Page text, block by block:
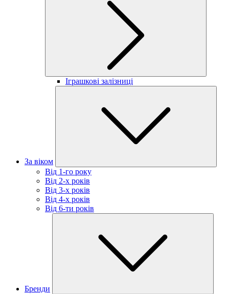
Іграшкові залізниці
За віком
Від 1-го року
Від 2-х років
Від 3-х років
Від 4-х років
Від 6-ти років
Бренди